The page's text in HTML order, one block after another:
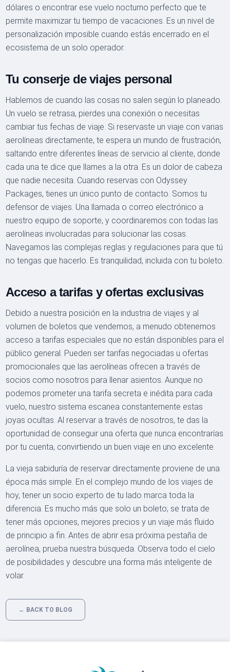
dólares o encontrar ese vuelo nocturno perfecto que te
permite maximizar tu tiempo de vacaciones. Es un nivel de
personalización imposible cuando estás encerrado en el
ecosistema de un solo operador.
Tu conserje de viajes personal
Hablemos de cuando las cosas no salen según lo planeado.
Un vuelo se retrasa, pierdes una conexión o necesitas
cambiar tus fechas de viaje. Si reservaste un viaje con varias
aerolíneas directamente, te espera un mundo de frustración,
saltando entre diferentes líneas de servicio al cliente, donde
cada una te dice que llames a la otra. Es un dolor de cabeza
que nadie necesita. Cuando reservas con Odyssey
Packages, tienes un único punto de contacto. Somos tu
defensor de viajes. Una llamada o correo electrónico a
nuestro equipo de soporte, y coordinaremos con todas las
aerolíneas involucradas para solucionar las cosas.
Navegamos las complejas reglas y regulaciones para que tú
no tengas que hacerlo. Es tranquilidad, incluida con tu boleto.
Acceso a tarifas y ofertas exclusivas
Debido a nuestra posición en la industria de viajes y al
volumen de boletos que vendemos, a menudo obtenemos
acceso a tarifas especiales que no están disponibles para el
público general. Pueden ser tarifas negociadas u ofertas
promocionales que las aerolíneas ofrecen a través de
socios como nosotros para llenar asientos. Aunque no
podemos prometer una tarifa secreta e inédita para cada
vuelo, nuestro sistema escanea constantemente estas
joyas ocultas. Al reservar a través de nosotros, te das la
oportunidad de conseguir una oferta que nunca encontrarías
por tu cuenta, convirtiendo un buen viaje en uno excelente.
La vieja sabiduría de reservar directamente proviene de una
época más simple. En el complejo mundo de los viajes de
hoy, tener un socio experto de tu lado marca toda la
diferencia. Es mucho más que solo un boleto; se trata de
tener más opciones, mejores precios y un viaje más fluido
de principio a fin. Antes de abrir esa próxima pestaña de
aerolínea, prueba nuestra búsqueda. Observa todo el cielo
de posibilidades y descubre una forma más inteligente de
volar.
← BACK TO BLOG